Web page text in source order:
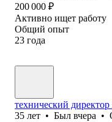
200 000 ₽
Активно ищет работу
Общий опыт
23 года
технический директор
35 лет • Был вчера •